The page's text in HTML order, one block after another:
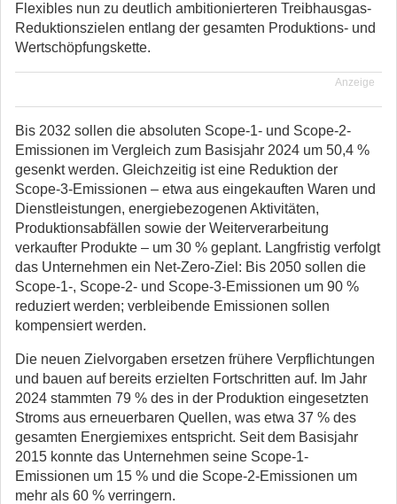
Flexibles nun zu deutlich ambitionierteren Treibhausgas-
Reduktionszielen entlang der gesamten Produktions- und
Wertschöpfungskette.
Anzeige
Bis 2032 sollen die absoluten Scope-1- und Scope-2-
Emissionen im Vergleich zum Basisjahr 2024 um 50,4 %
gesenkt werden. Gleichzeitig ist eine Reduktion der
Scope-3-Emissionen – etwa aus eingekauften Waren und
Dienstleistungen, energiebezogenen Aktivitäten,
Produktionsabfällen sowie der Weiterverarbeitung
verkaufter Produkte – um 30 % geplant. Langfristig verfolgt
das Unternehmen ein Net-Zero-Ziel: Bis 2050 sollen die
Scope-1-, Scope-2- und Scope-3-Emissionen um 90 %
reduziert werden; verbleibende Emissionen sollen
kompensiert werden.
Die neuen Zielvorgaben ersetzen frühere Verpflichtungen
und bauen auf bereits erzielten Fortschritten auf. Im Jahr
2024 stammten 79 % des in der Produktion eingesetzten
Stroms aus erneuerbaren Quellen, was etwa 37 % des
gesamten Energiemixes entspricht. Seit dem Basisjahr
2015 konnte das Unternehmen seine Scope-1-
Emissionen um 15 % und die Scope-2-Emissionen um
mehr als 60 % verringern.